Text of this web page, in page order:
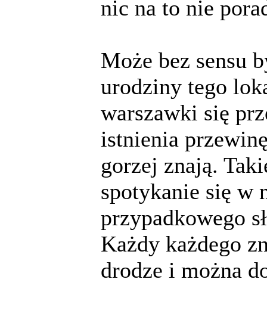
nic na to nie
Może bez sensu
urodziny tego
warszawki się
istnienia
gorzej znają.
spotykanie się w
przypadkowego
Każdy każdego
drodze i można